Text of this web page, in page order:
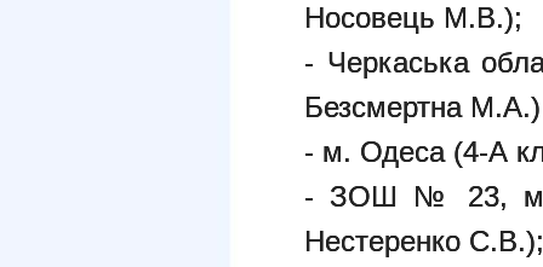
Носовець М.В.);
- Черкаська
Безсмертна
- м. Одеса (4-А
- ЗОШ № 23, м.
Нестеренко С.В.);